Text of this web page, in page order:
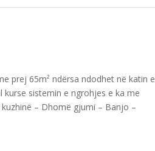
prej 65m² ndërsa ndodhet në katin e
sistemin e ngrohjes e ka me
– Dhomë gjumi – Banjo –